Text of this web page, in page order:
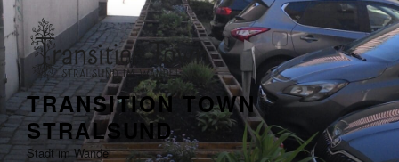
Zum
Inhalt
springen
TRANSITION TOWN
STRALSUND
Stadt im Wandel